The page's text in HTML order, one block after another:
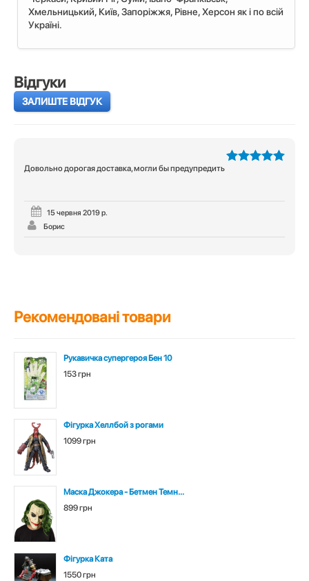
Хмельницький, Київ, Запоріжжя, Рівне, Херсон як і по всій
Україні.
Відгуки
ЗАЛИШТЕ ВІДГУК
Довольно дорогая доставка, могли бы предупредить
15 червня 2019 р.
Борис
Рекомендовані товари
Рукавичка супергероя Бен 10
153 грн
Фігурка Хеллбой з рогами
1099 грн
Маска Джокера - Бетмен Темн...
899 грн
Фігурка Ката
1550 грн